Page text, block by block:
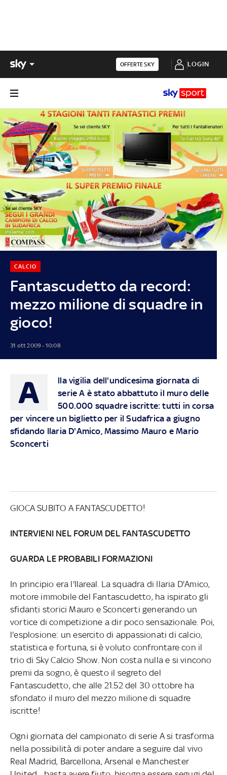
OFFERTE SKY LOGIN
Fantascudetto da record:
mezzo milione di squadre in
gioco!
CALCIO
31 ott 2009 - 10:08
A
lla vigilia dell'undicesima giornata di
serie A è stato abbattuto il muro delle
500.000 squadre iscritte: tutti in corsa
per vincere un biglietto per il Sudafrica a giugno
sfidando Ilaria D'Amico, Massimo Mauro e Mario
Sconcerti
GIOCA SUBITO A FANTASCUDETTO!
INTERVIENI NEL FORUM DEL FANTASCUDETTO
GUARDA LE PROBABILI FORMAZIONI
In principio era l'Ilareal. La squadra di Ilaria D'Amico,
motore immobile del Fantascudetto, ha ispirato gli
sfidanti storici Mauro e Sconcerti generando un
vortice di competizione a dir poco sensazionale. Poi,
l'esplosione: un esercito di appassionati di calcio,
statistica e fortuna, si è voluto confrontare con il
trio di Sky Calcio Show. Non costa nulla e si vincono
premi da sogno, è questo il segreto del
Fantascudetto, che alle 21.52 del 30 ottobre ha
sfondato il muro del mezzo milione di squadre
iscritte!
Ogni giornata del campionato di serie A si trasforma
nella possibilità di poter andare a seguire dal vivo
Real Madrid, Barcellona, Arsenal e Manchester